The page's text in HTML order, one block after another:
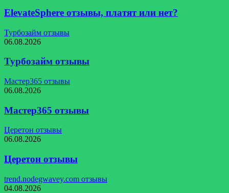
ElevateSphere отзывы, платят или нет?
Турбозайм отзывы
06.08.2026
Турбозайм отзывы
Мастер365 отзывы
06.08.2026
Мастер365 отзывы
Церетон отзывы
06.08.2026
Церетон отзывы
trend.nodegwavey.com отзывы
04.08.2026